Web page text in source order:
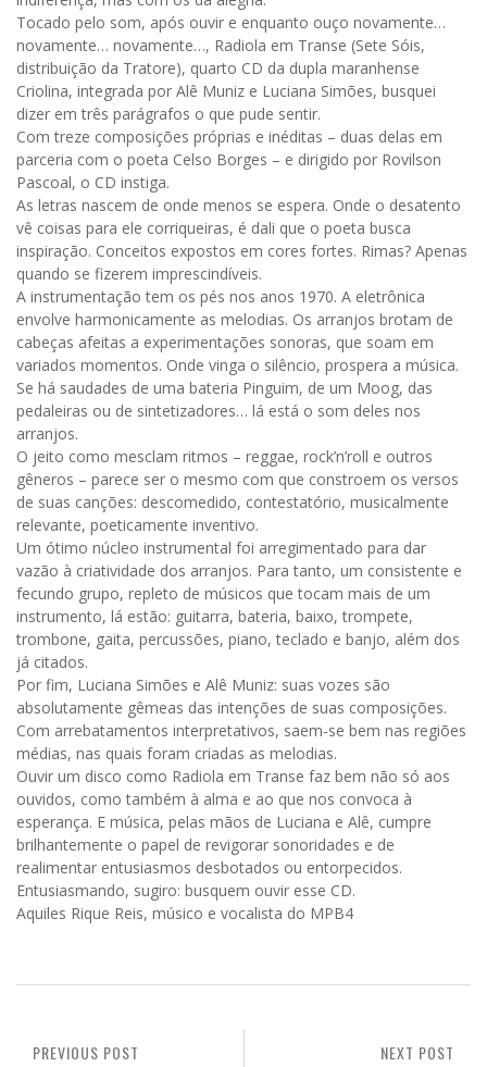
Tocado pelo som, após ouvir e enquanto ouço novamente…
novamente… novamente…, Radiola em Transe (Sete Sóis,
distribuição da Tratore), quarto CD da dupla maranhense
Criolina, integrada por Alê Muniz e Luciana Simões, busquei
dizer em três parágrafos o que pude sentir.
Com treze composições próprias e inéditas – duas delas em
parceria com o poeta Celso Borges – e dirigido por Rovilson
Pascoal, o CD instiga.
As letras nascem de onde menos se espera. Onde o desatento
vê coisas para ele corriqueiras, é dali que o poeta busca
inspiração. Conceitos expostos em cores fortes. Rimas? Apenas
quando se fizerem imprescindíveis.
A instrumentação tem os pés nos anos 1970. A eletrônica
envolve harmonicamente as melodias. Os arranjos brotam de
cabeças afeitas a experimentações sonoras, que soam em
variados momentos. Onde vinga o silêncio, prospera a música.
Se há saudades de uma bateria Pinguim, de um Moog, das
pedaleiras ou de sintetizadores… lá está o som deles nos
arranjos.
O jeito como mesclam ritmos – reggae, rock’n’roll e outros
gêneros – parece ser o mesmo com que constroem os versos
de suas canções: descomedido, contestatório, musicalmente
relevante, poeticamente inventivo.
Um ótimo núcleo instrumental foi arregimentado para dar
vazão à criatividade dos arranjos. Para tanto, um consistente e
fecundo grupo, repleto de músicos que tocam mais de um
instrumento, lá estão: guitarra, bateria, baixo, trompete,
trombone, gaita, percussões, piano, teclado e banjo, além dos
já citados.
Por fim, Luciana Simões e Alê Muniz: suas vozes são
absolutamente gêmeas das intenções de suas composições.
Com arrebatamentos interpretativos, saem-se bem nas regiões
médias, nas quais foram criadas as melodias.
Ouvir um disco como Radiola em Transe faz bem não só aos
ouvidos, como também à alma e ao que nos convoca à
esperança. E música, pelas mãos de Luciana e Alê, cumpre
brilhantemente o papel de revigorar sonoridades e de
realimentar entusiasmos desbotados ou entorpecidos.
Entusiasmando, sugiro: busquem ouvir esse CD.
Aquiles Rique Reis, músico e vocalista do MPB4
NEXT POST
PREVIOUS POST